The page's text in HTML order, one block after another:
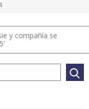
y compañía se